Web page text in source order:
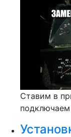
Ставим в
подключаем